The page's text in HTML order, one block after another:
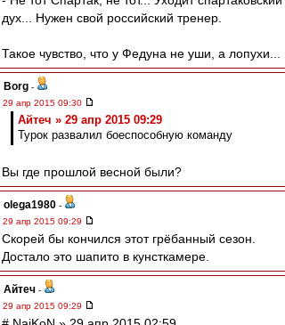
дух... Нужен свой российский тренер.
Такое чувство, что у Федуна не уши, а лопухи...
Borg -
29 апр 2015 09:30
Айтеч » 29 апр 2015 09:29
Турок развалил боеспособную команду
Вы где прошлой весной были?
olega1980 -
29 апр 2015 09:29
Скорей бы кончился этот грёбанный сезон.
Достало это шапито в кунсткамере.
Айтеч -
29 апр 2015 09:29